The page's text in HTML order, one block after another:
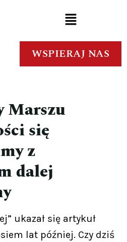
WSPIERAJ NAS
Marszu
się
z
dalej
ukazał się artykuł
lat później. Czy dziś